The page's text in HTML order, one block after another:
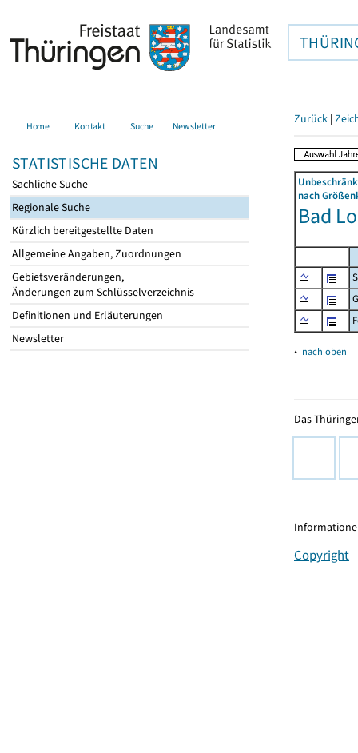
Home Kontakt Suche Newsletter
STATISTISCHE DATEN
Sachliche Suche
Regionale Suche
Kürzlich bereitgestellte Daten
Allgemeine Angaben, Zuordnungen
Gebietsveränderungen,
Änderungen zum Schlüsselverzeichnis
Definitionen und Erläuterungen
Newsletter
Zurück |
nach
Bad
▴ nach oben
Das
Copyright